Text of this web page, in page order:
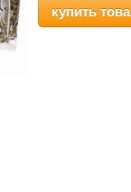
купить